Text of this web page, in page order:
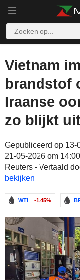
Vietnam
brandstof
Iraanse
zo blijkt
Gepubliceerd op 13-
21-05-2026 om 14:00
Reuters - Vertaald
bekijken
WTI -1,45%